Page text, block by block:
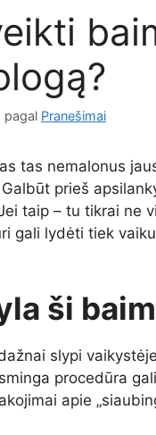
pagal Pranešimai
tas nemalonus
prieš
taip – tu tikrai ne
gali lydėti tiek
ši
slypi
procedūra
apie